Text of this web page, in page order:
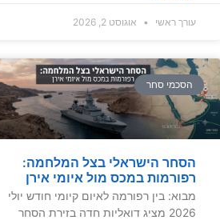
עורך ראשי אוגוסט 2, 2026
הסכמי סחר
הסחר הישראלי בצל המלחמה:
רפורמות במכס מול איומי אירן
מבוא: בין רפורמה לאיום קיומי חודש יולי
2026 מציג דואליות חדה בזירת הסחר